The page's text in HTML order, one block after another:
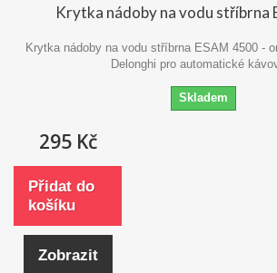
Krytka nádoby na vodu stříbrna
Krytka nádoby na vodu stříbrna ESAM 4500 -
Delonghi pro automatické
Skladem
295 Kč
Přidat do
košíku
Zobrazit